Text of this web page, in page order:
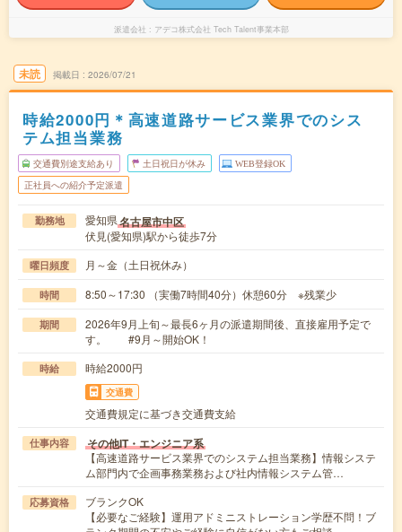
派遣会社 アデコ株式会社 Tech Talent事業本部
未読 掲載日 2026/07/21
時給2000円＊高速道路サービス業界でのシス
テム担当業務
交通費別途支給あり 土日祝日が休み WEB登録OK
正社員への紹介予定派遣
勤務地 愛知県名古屋市中区
伏見(愛知県)駅から徒歩7分
曜日頻度 月～金（土日祝休み）
時間 8:50～17:30 （実働7時間40分）休憩60分 ※残業少
期間
2026年9月上旬～最長6ヶ月の派遣期間後、直接雇用予定で
す。 #9月～開始OK！
時給 時給2000円
交通費
交通費規定に基づき交通費支給
仕事内容 その他IT・エンジニア系
【高速道路サービス業界でのシステム担当業務】情報システ
ム部門内で企画事務業務および社内情報システム管…
応募資格
ブランクOK
【必要なご経験】運用アドミニストレーション学歴不問！ブ